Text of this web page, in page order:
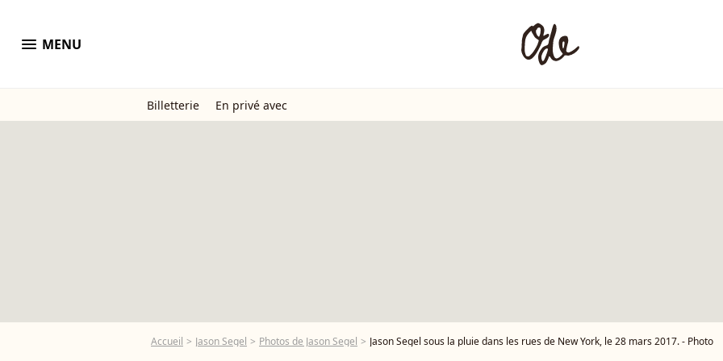
menu MENU
Billetterie En privé avec
Accueil Jason Segel Photos de Jason Segel Jason Segel sous la pluie dans les rues de New York, le 28 mars 2017. - Photo